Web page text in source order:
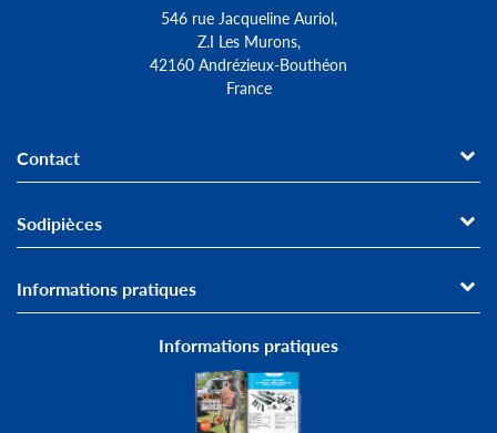
546 rue Jacqueline Auriol,
Z.I Les Murons,
42160 Andrézieux-Bouthéon
France
Contact
Sodipièces
Informations pratiques
Informations pratiques